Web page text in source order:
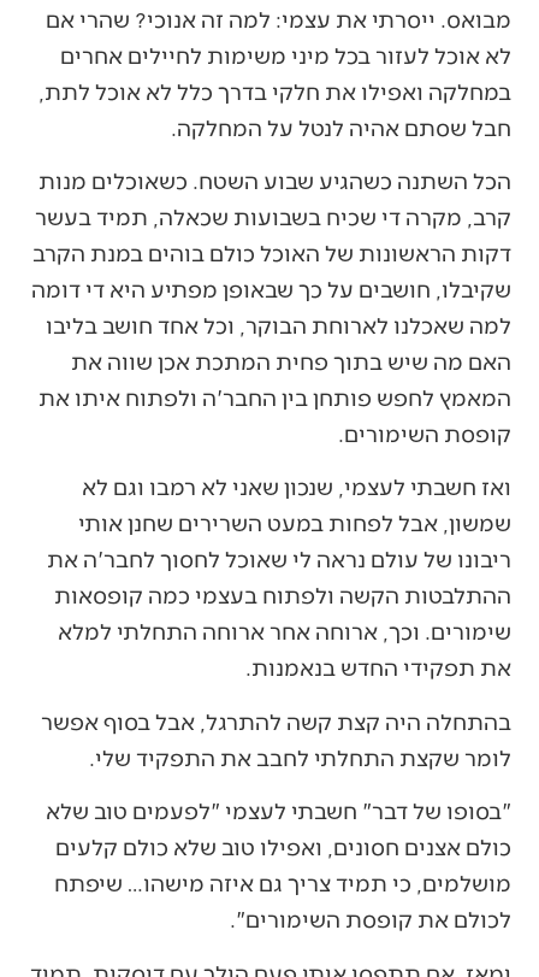
מבואס. ייסרתי את עצמי: למה זה אנוכי? שהרי אם
לא אוכל לעזור בכל מיני משימות לחיילים אחרים
במחלקה ואפילו את חלקי בדרך כלל לא אוכל לתת,
חבל שסתם אהיה לנטל על המחלקה.
הכל השתנה כשהגיע שבוע השטח. כשאוכלים מנות
קרב, מקרה די שכיח בשבועות שכאלה, תמיד בעשר
דקות הראשונות של האוכל כולם בוהים במנת הקרב
שקיבלו, חושבים על כך שבאופן מפתיע היא די דומה
למה שאכלנו לארוחת הבוקר, וכל אחד חושב בליבו
האם מה שיש בתוך פחית המתכת אכן שווה את
המאמץ לחפש פותחן בין החבר'ה ולפתוח איתו את
קופסת השימורים.
ואז חשבתי לעצמי, שנכון שאני לא רמבו וגם לא
שמשון, אבל לפחות במעט השרירים שחנן אותי
ריבונו של עולם נראה לי שאוכל לחסוך לחבר'ה את
ההתלבטות הקשה ולפתוח בעצמי כמה קופסאות
שימורים. וכך, ארוחה אחר ארוחה התחלתי למלא
את תפקידי החדש בנאמנות.
בהתחלה היה קצת קשה להתרגל, אבל בסוף אפשר
לומר שקצת התחלתי לחבב את התפקיד שלי.
"בסופו של דבר" חשבתי לעצמי "לפעמים טוב שלא
כולם אצנים חסונים, ואפילו טוב שלא כולם קלעים
מושלמים, כי תמיד צריך גם איזה מישהו… שיפתח
לכולם את קופסת השימורים".